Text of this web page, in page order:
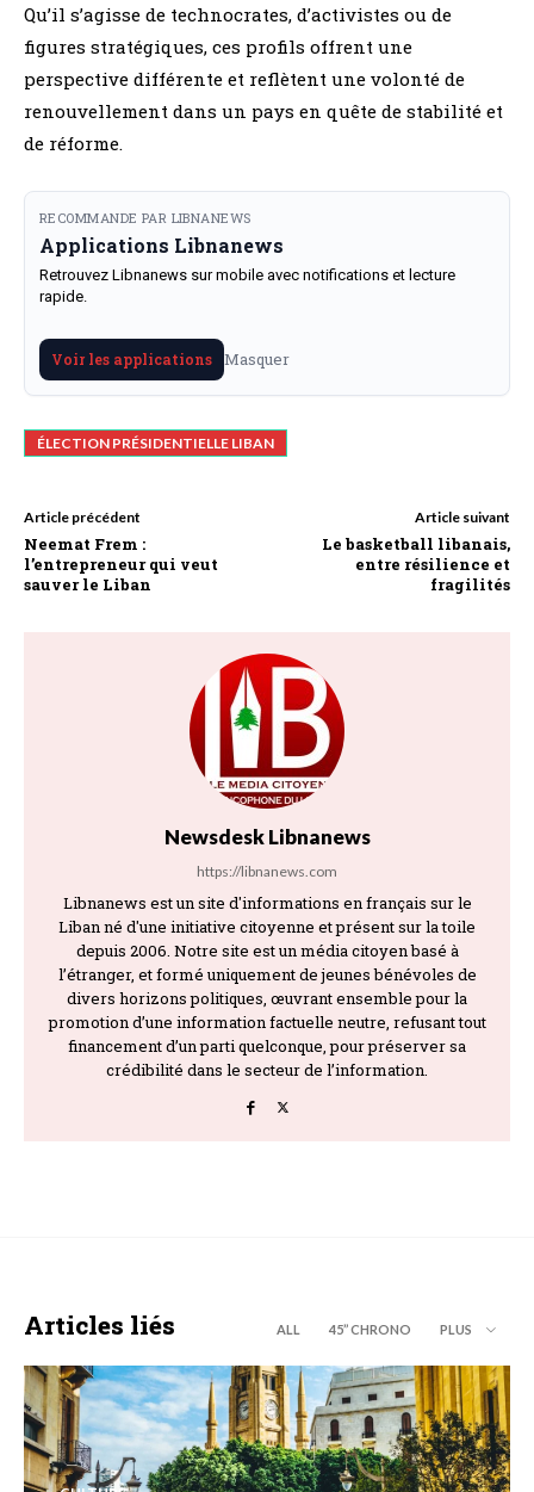
Qu’il s’agisse de technocrates, d’activistes ou de
figures stratégiques, ces profils offrent une
perspective différente et reflètent une volonté de
renouvellement dans un pays en quête de stabilité et
de réforme.
RECOMMANDE PAR LIBNANEWS
Applications Libnanews
Retrouvez Libnanews sur mobile avec notifications et lecture
rapide.
Voir les applications Masquer
ÉLECTION PRÉSIDENTIELLE LIBAN
Article précédent
Neemat Frem :
l’entrepreneur qui veut
sauver le Liban
Article suivant
Le basketball libanais,
entre résilience et
fragilités
Newsdesk Libnanews
https://libnanews.com
Libnanews est un site d'informations en français sur le
Liban né d'une initiative citoyenne et présent sur la toile
depuis 2006. Notre site est un média citoyen basé à
l’étranger, et formé uniquement de jeunes bénévoles de
divers horizons politiques, œuvrant ensemble pour la
promotion d’une information factuelle neutre, refusant tout
financement d’un parti quelconque, pour préserver sa
crédibilité dans le secteur de l’information.
Articles liés ALL 45’’ CHRONO PLUS